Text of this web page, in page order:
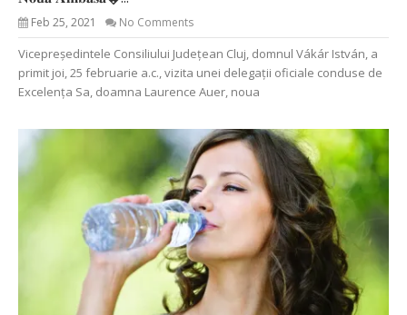
Feb 25, 2021 No Comments
Vicepreședintele Consiliului Județean Cluj, domnul Vákár István, a
primit joi, 25 februarie a.c., vizita unei delegații oficiale conduse de
Excelența Sa, doamna Laurence Auer, noua